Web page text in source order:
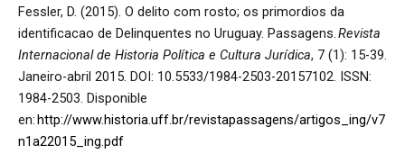
Fessler, D. (2015). O delito com rosto; os primordios da
identificacao de Delinquentes no Uruguay. Passagens.Revista
Internacional de Historia Política e Cultura Jurídica, 7 (1): 15-39.
Janeiro-abril 2015. DOI: 10.5533/1984-2503-20157102. ISSN:
1984-2503. Disponible
en:http://www.historia.uff.br/revistapassagens/artigos_ing/v7
n1a22015_ing.pdf